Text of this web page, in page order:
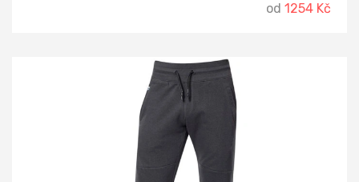
od 1254 Kč